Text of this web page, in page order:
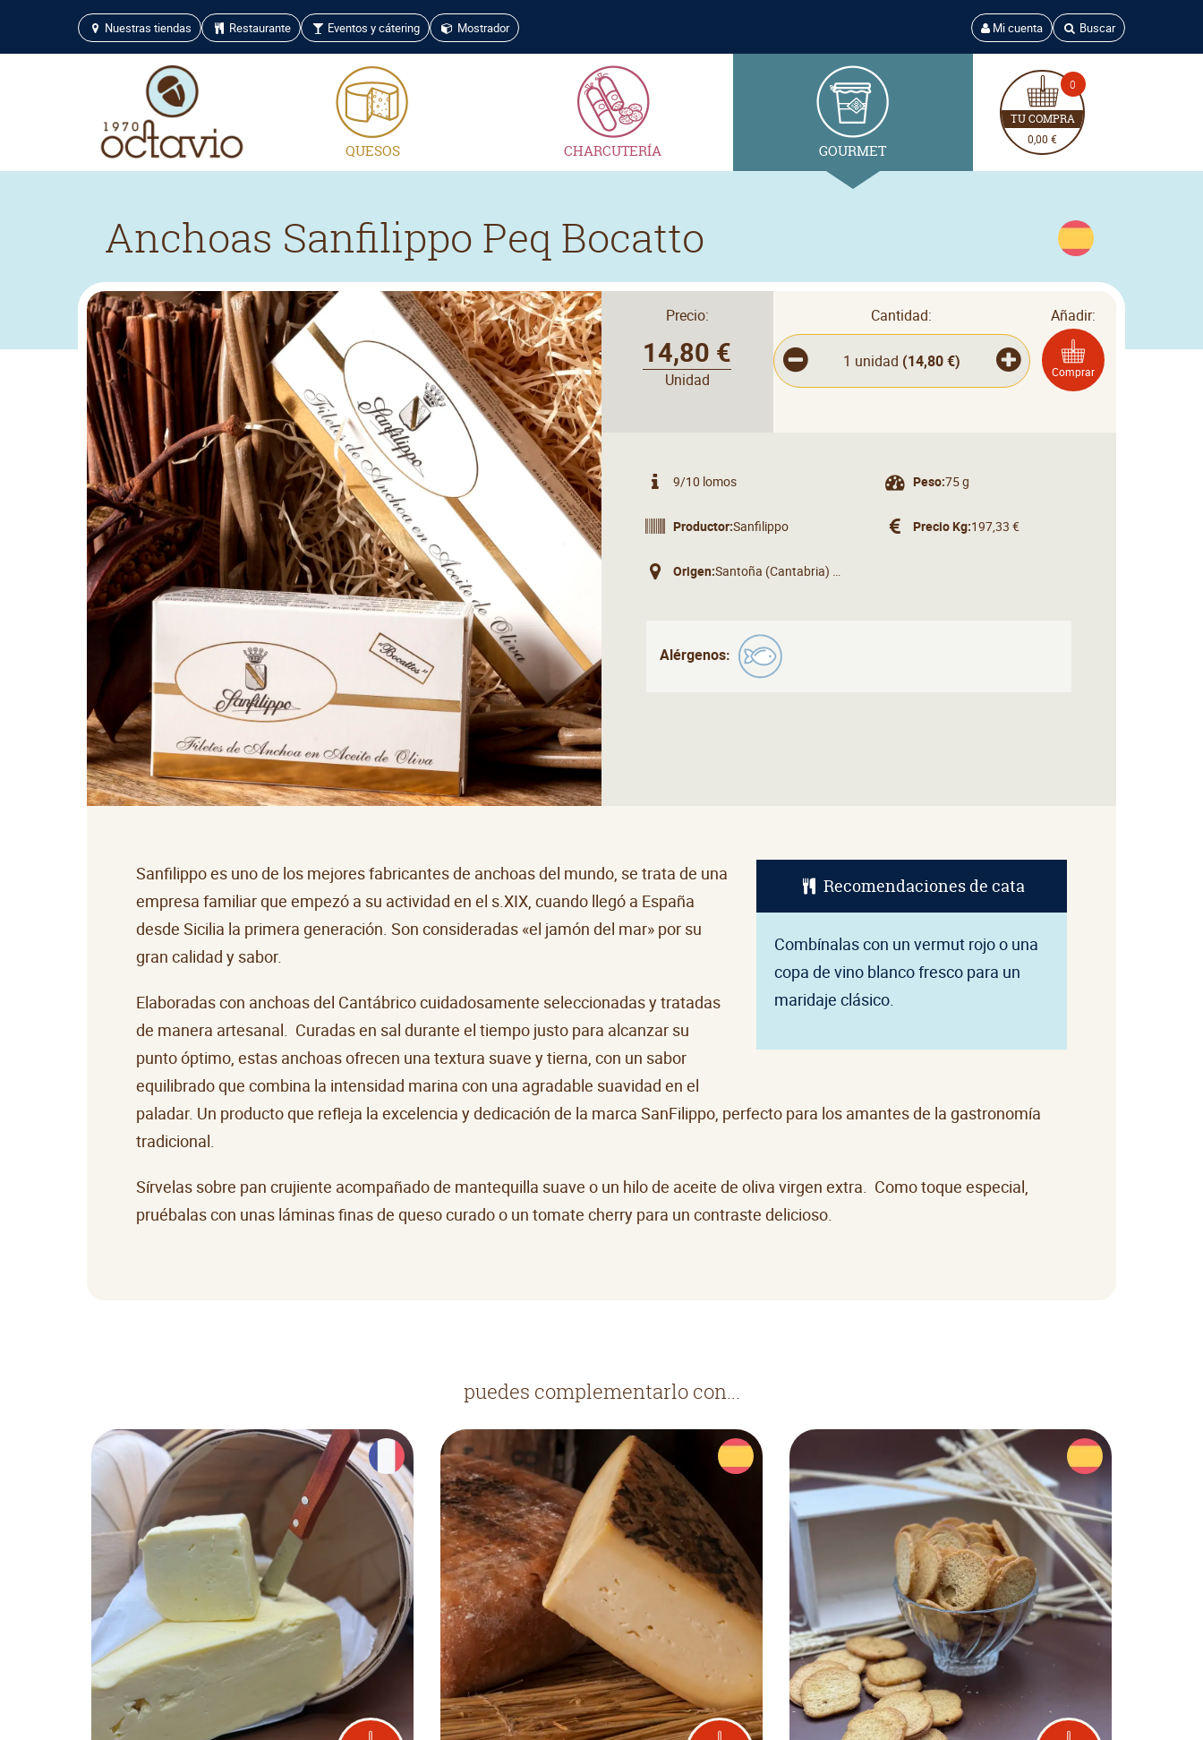
Nuestras tiendas Restaurante Eventos y cátering Mostrador Mi cuenta Buscar
QUESOS CHARCUTERÍA GOURMET
0
TU COMPRA
0,00 €
Anchoas Sanfilippo Peq Bocatto
Precio:
14,80 €
Unidad
Cantidad:
1 unidad (14,80 €)
Añadir:
Comprar
9/10 lomos
Productor:Sanfilippo
Origen: Santoña (Cantabria) (España)
Peso:75 g
Precio Kg:197,33 €
Alérgenos:
Recomendaciones de cata
Combínalas con un vermut rojo o una
copa de vino blanco fresco para un
maridaje clásico.
Sanfilippo es uno de los mejores fabricantes de anchoas del mundo, se trata de una
empresa familiar que empezó a su actividad en el s.XIX, cuando llegó a España
desde Sicilia la primera generación. Son consideradas «el jamón del mar» por su
gran calidad y sabor.
Elaboradas con anchoas del Cantábrico cuidadosamente seleccionadas y tratadas
de manera artesanal. Curadas en sal durante el tiempo justo para alcanzar su
punto óptimo, estas anchoas ofrecen una textura suave y tierna, con un sabor
equilibrado que combina la intensidad marina con una agradable suavidad en el
paladar. Un producto que refleja la excelencia y dedicación de la marca SanFilippo, perfecto para los amantes de la gastronomía
tradicional.
Sírvelas sobre pan crujiente acompañado de mantequilla suave o un hilo de aceite de oliva virgen extra. Como toque especial,
pruébalas con unas láminas finas de queso curado o un tomate cherry para un contraste delicioso.
puedes complementarlo con...